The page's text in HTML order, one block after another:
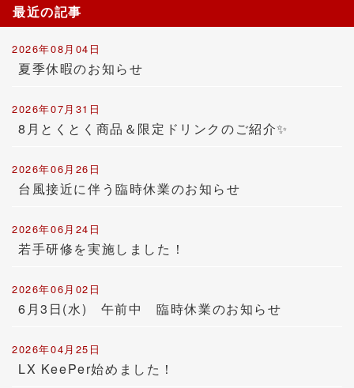
最近の記事
2026年08月04日
夏季休暇のお知らせ
2026年07月31日
8月とくとく商品＆限定ドリンクのご紹介✨
2026年06月26日
台風接近に伴う臨時休業のお知らせ
2026年06月24日
若手研修を実施しました！
2026年06月02日
6月3日(水) 午前中 臨時休業のお知らせ
2026年04月25日
LX KeePer始めました！